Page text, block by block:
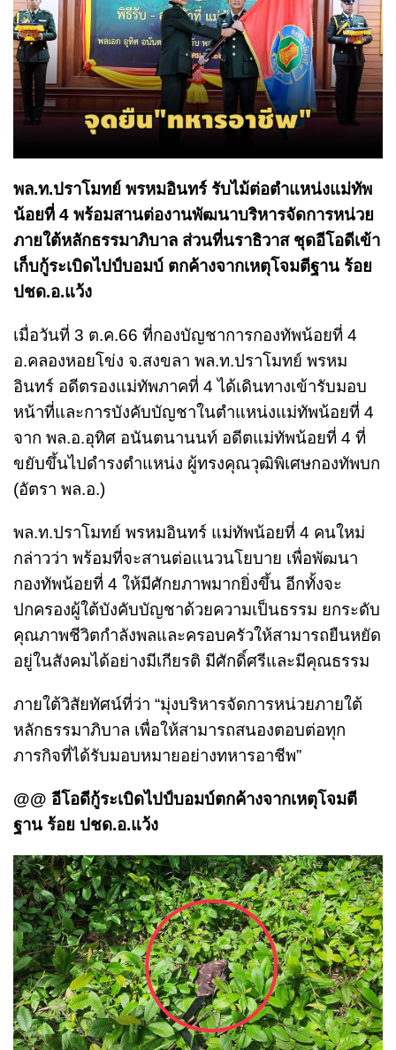
พล.ท.ปราโมทย์ พรหมอินทร์ รับไม้ต่อตำแหน่งแม่ทัพ
น้อยที่ 4 พร้อมสานต่องานพัฒนาบริหารจัดการหน่วย
ภายใต้หลักธรรมาภิบาล ส่วนที่นราธิวาส ชุดอีโอดีเข้า
เก็บกู้ระเบิดไปป์บอมบ์ ตกค้างจากเหตุโจมตีฐาน ร้อย
ปชด.อ.แว้ง
เมื่อวันที่ 3 ต.ค.66 ที่กองบัญชาการกองทัพน้อยที่ 4
อ.คลองหอยโข่ง จ.สงขลา พล.ท.ปราโมทย์ พรหม
อินทร์ อดีตรองแม่ทัพภาคที่ 4 ได้เดินทางเข้ารับมอบ
หน้าที่และการบังคับบัญชาในตำแหน่งแม่ทัพน้อยที่ 4
จาก พล.อ.อุทิศ อนันตนานนท์ อดีตแม่ทัพน้อยที่ 4 ที่
ขยับขึ้นไปดำรงตำแหน่ง ผู้ทรงคุณวุฒิพิเศษกองทัพบก
(อัตรา พล.อ.)
พล.ท.ปราโมทย์ พรหมอินทร์ แม่ทัพน้อยที่ 4 คนใหม่
กล่าวว่า พร้อมที่จะสานต่อแนวนโยบาย เพื่อพัฒนา
กองทัพน้อยที่ 4 ให้มีศักยภาพมากยิ่งขึ้น อีกทั้งจะ
ปกครองผู้ใต้บังคับบัญชาด้วยความเป็นธรรม ยกระดับ
คุณภาพชีวิตกำลังพลและครอบครัวให้สามารถยืนหยัด
อยู่ในสังคมได้อย่างมีเกียรติ มีศักดิ์ศรีและมีคุณธรรม
ภายใต้วิสัยทัศน์ที่ว่า “มุ่งบริหารจัดการหน่วยภายใต้
หลักธรรมาภิบาล เพื่อให้สามารถสนองตอบต่อทุก
ภารกิจที่ได้รับมอบหมายอย่างทหารอาชีพ”
@@ อีโอดีกู้ระเบิดไปป์บอมบ์ตกค้างจากเหตุโจมตี
ฐาน ร้อย ปชด.อ.แว้ง